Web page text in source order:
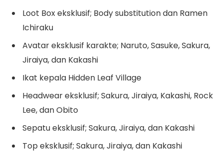
Loot Box eksklusif; Body substitution dan Ramen
Ichiraku
Avatar eksklusif karakte; Naruto, Sasuke, Sakura,
Jiraiya, dan Kakashi
Ikat kepala Hidden Leaf Village
Headwear eksklusif; Sakura, Jiraiya, Kakashi, Rock
Lee, dan Obito
Sepatu eksklusif; Sakura, Jiraiya, dan Kakashi
Top eksklusif; Sakura, Jiraiya, dan Kakashi